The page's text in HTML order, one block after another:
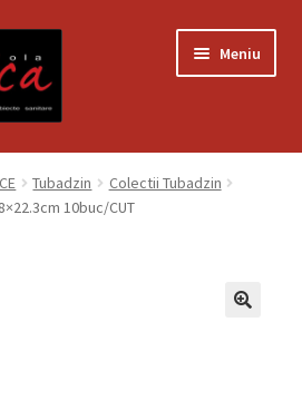
Meniu
Tubadzin
Colectii Tubadzin
10buc/CUT